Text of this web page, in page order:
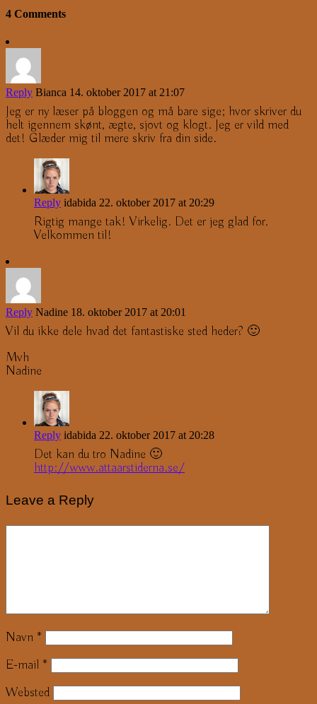
4 Comments
Reply Bianca 14. oktober 2017 at 21:07
Jeg er ny læser på bloggen og må bare sige; hvor skriver du
helt igennem skønt, ægte, sjovt og klogt. Jeg er vild med
det! Glæder mig til mere skriv fra din side.
Reply idabida 22. oktober 2017 at 20:29
Rigtig mange tak! Virkelig. Det er jeg glad for.
Velkommen til!
Reply Nadine 18. oktober 2017 at 20:01
Vil du ikke dele hvad det fantastiske sted heder? 🙂
Mvh
Nadine
Reply idabida 22. oktober 2017 at 20:28
Det kan du tro Nadine 🙂
http://www.attaarstiderna.se/
Leave a Reply
Navn *
E-mail *
Websted